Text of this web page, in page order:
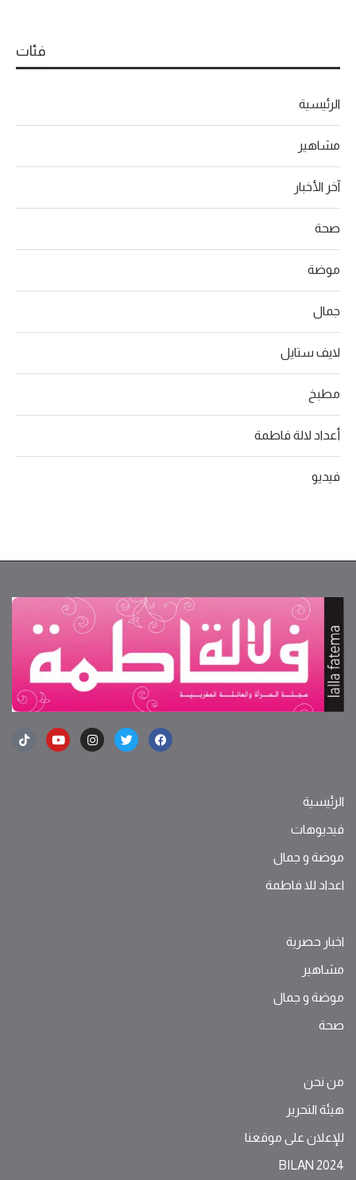
فئات
الرئيسية
مشاهير
آخر الأخبار
صحة
موضة
جمال
لايف ستايل
مطبخ
أعداد لالة فاطمة
فيديو
الرئيسية
فيديوهات
موضة ‫و‬ ‫‬‫جمال‬
اعداد للا فاطمة
اخبار حصرية
مشاهير
موضة ‫و‬ ‫‬‫جمال‬
صحة
من نحن
هيئة التحرير
للإعلان على موقعنا
BILAN 2024